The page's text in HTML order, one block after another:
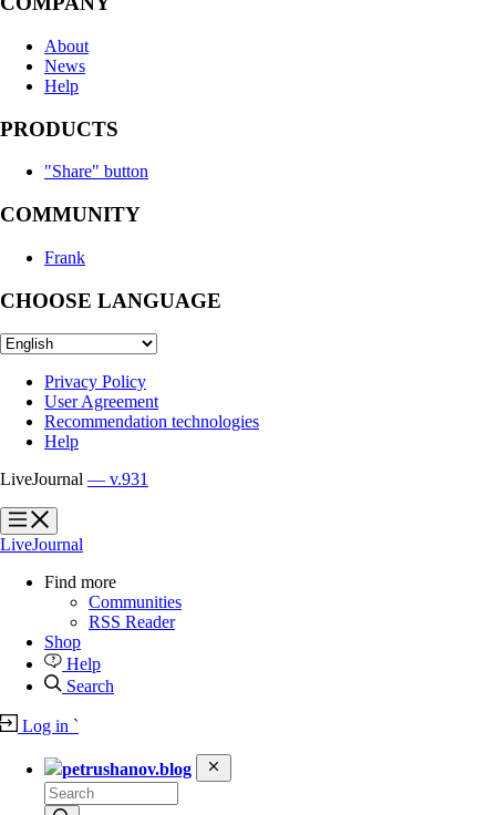
About
News
Help
PRODUCTS
"Share" button
COMMUNITY
Frank
CHOOSE LANGUAGE
Privacy Policy
User Agreement
Recommendation technologies
Help
LiveJournal — v.931
?
?
LiveJournal
Find more
Communities
RSS Reader
Shop
Help
Search
Log in `
petrushanov.blog